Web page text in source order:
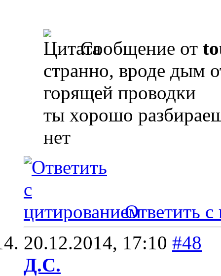
Сообщение от
странно, вроде дым
горящей проводки
ты хорошо
нет
Ответить с
20.12.2014, 17:10 #48
Д.С.